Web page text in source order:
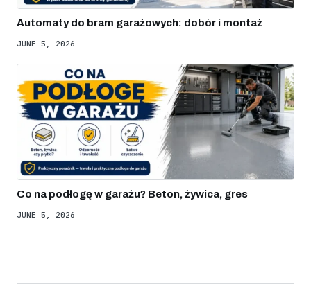
Automaty do bram garażowych: dobór i montaż
JUNE 5, 2026
Co na podłogę w garażu? Beton, żywica, gres
JUNE 5, 2026